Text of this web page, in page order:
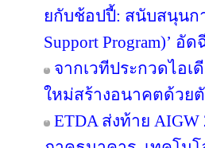
ยกับช้อปปี้: สนับสนุนก
Support Program)’
จากเวทีประกวดไอเ
ใหม่สร้างอนาคตด้วย
ETDA ส่งท้าย AIGW